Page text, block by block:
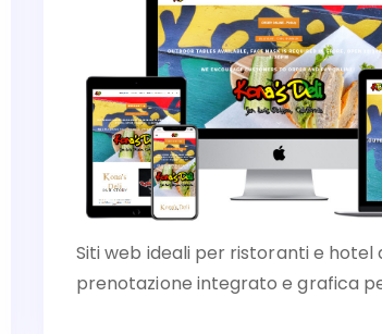
Siti web ideali per ristoranti e hotel
prenotazione integrato e grafica